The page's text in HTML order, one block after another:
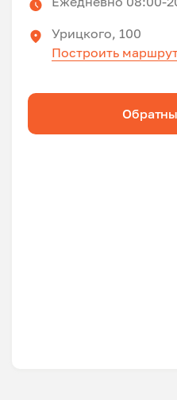
Урицкого, 100
Построить